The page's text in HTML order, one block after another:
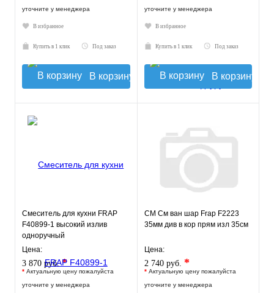
уточните у менеджера
В избранное
Купить в 1 клик Под заказ
В корзину
уточните у менеджера
В избранное
Купить в 1 клик Под заказ
В корзину
Смеситель для кухни FRAP
F40899-1 высокий излив
одноручный
Цена:
3 870 руб.*
* Актуальную цену пожалуйста
уточните у менеджера
СМ См ван шар Frap F2223
35мм див в кор прям изл 35см
Цена:
2 740 руб. *
* Актуальную цену пожалуйста
уточните у менеджера